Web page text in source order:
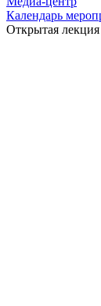
Календарь
Открытая